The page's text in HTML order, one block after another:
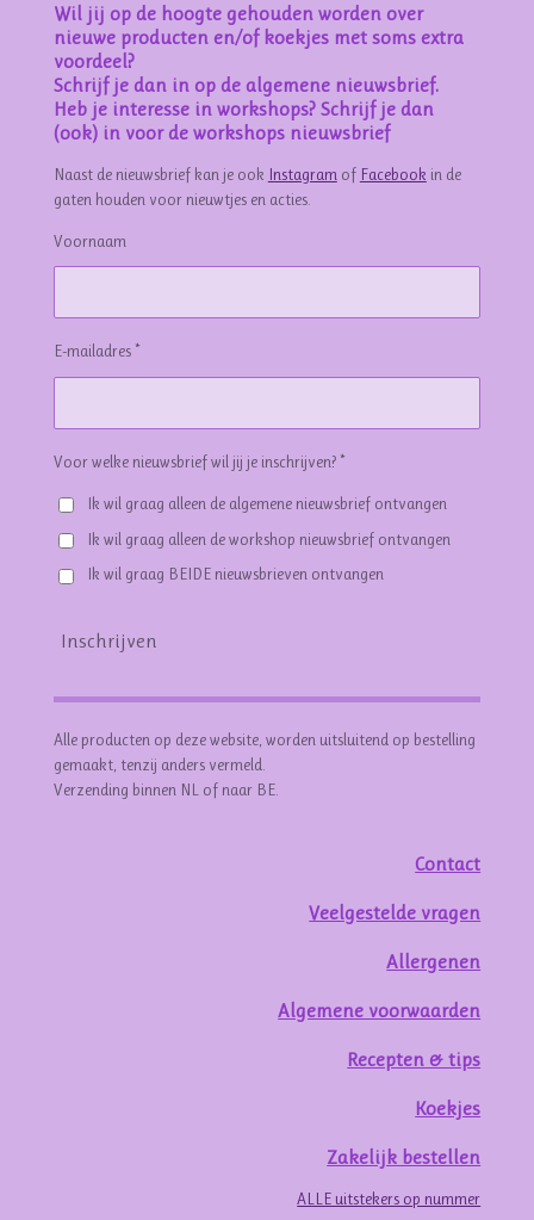
Wil jij op de hoogte gehouden worden over
nieuwe producten en/of koekjes met soms extra
voordeel?
Schrijf je dan in op de algemene nieuwsbrief.
Heb je interesse in workshops? Schrijf je dan
(ook) in voor de workshops nieuwsbrief
Naast de nieuwsbrief kan je ook Instagram of Facebook in de
gaten houden voor nieuwtjes en acties.
Voornaam
E-mailadres *
Voor welke nieuwsbrief wil jij je inschrijven? *
Ik wil graag alleen de algemene nieuwsbrief ontvangen
Ik wil graag alleen de workshop nieuwsbrief ontvangen
Ik wil graag BEIDE nieuwsbrieven ontvangen
Inschrijven
Alle producten op deze website, worden uitsluitend op bestelling
gemaakt, tenzij anders vermeld.
Verzending binnen NL of naar BE.
Contact
Veelgestelde vragen
Allergenen
Algemene voorwaarden
Recepten & tips
Koekjes
Zakelijk bestellen
ALLE uitstekers op nummer